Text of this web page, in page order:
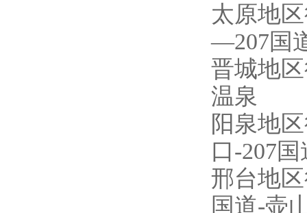
太原地
—207国
晋城地
温泉
阳泉地
口-207
邢台地
国道-壶